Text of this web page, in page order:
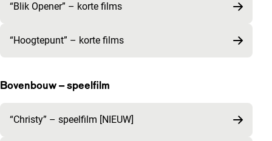
“Blik Opener” – korte films
“Hoogtepunt” – korte films
Bovenbouw – speelfilm
“Christy” – speelfilm [NIEUW]